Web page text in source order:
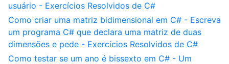
usuário - Exercícios Resolvidos de C#
Como criar uma matriz bidimensional em C# - Escreva
um programa C# que declara uma matriz de duas
dimensões e pede - Exercícios Resolvidos de C#
Como testar se um ano é bissexto em C# - Um